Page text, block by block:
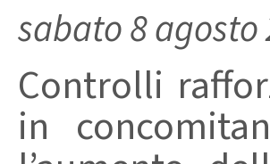
sabato 8 agosto
Controlli
in